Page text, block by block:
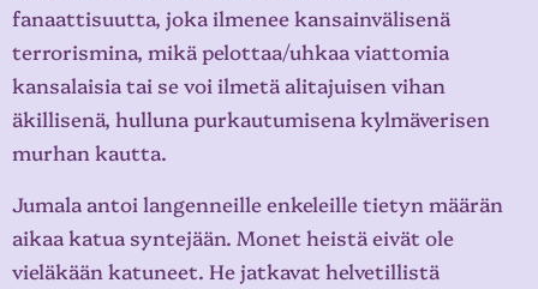
fanaattisuutta, joka ilmenee kansainvälisenä
terrorismina, mikä pelottaa/uhkaa viattomia
kansalaisia tai se voi ilmetä alitajuisen vihan
äkillisenä, hulluna purkautumisena kylmäverisen
murhan kautta.
Jumala antoi langenneille enkeleille tietyn määrän
aikaa katua syntejään. Monet heistä eivät ole
vieläkään katuneet. He jatkavat helvetillistä